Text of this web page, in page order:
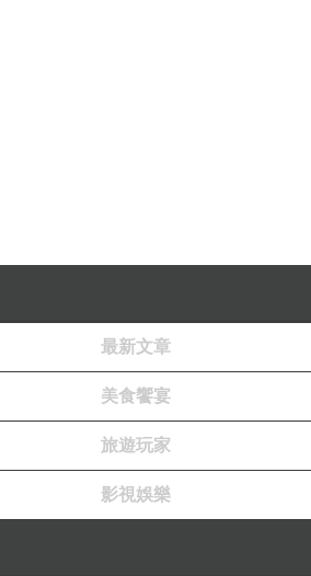
最新文章
美食饗宴
旅遊玩家
影視娛樂